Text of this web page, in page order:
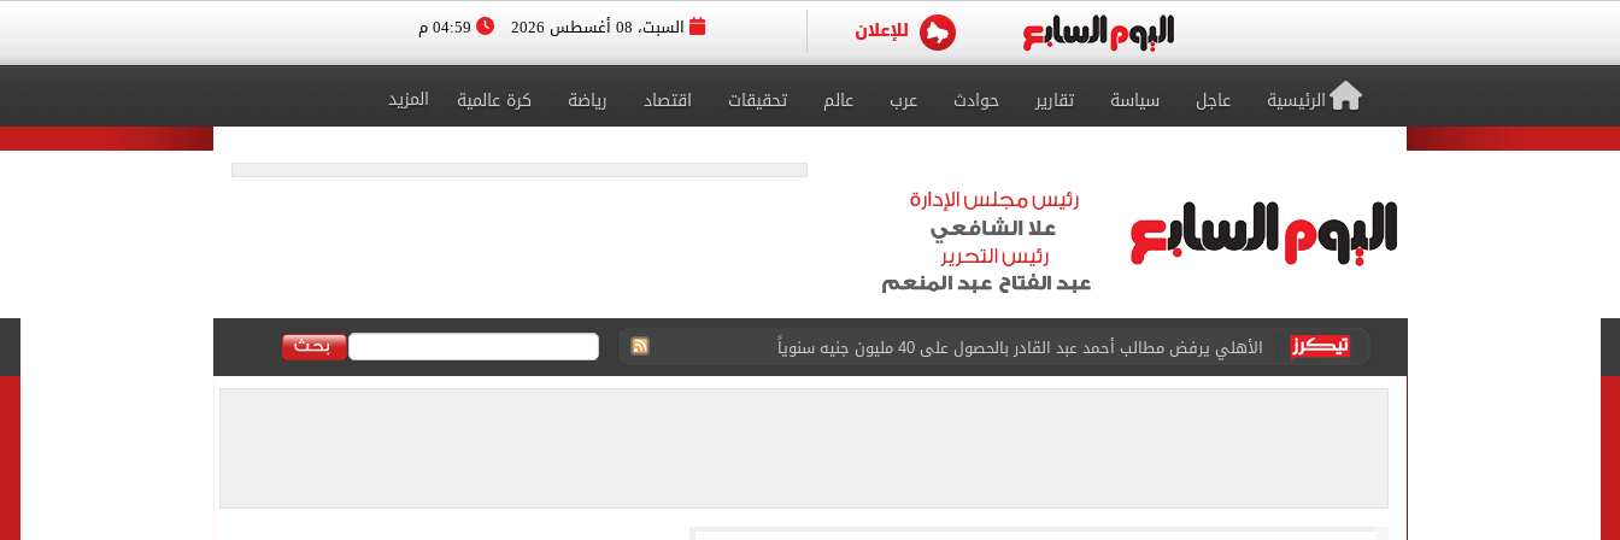
السبت، 08 أغسطس 2026
الرئيسية عاجل سياسة تقارير حوادث عرب عالم تحقيقات اقتصاد رياضة كرة عالمية المزيد
حقيقة خلاف معتمد جمال وعبد الناصر محمد فى الزمالك بسبب المباريات الودية
كاف يمنح مصر حق استضافة أمم أفريقيا تحت 23 عاماً 2027
الإسكان: طرح فرص استثمارية متنوعة من خلال منصتى الاستثمار المصري والأجنبي